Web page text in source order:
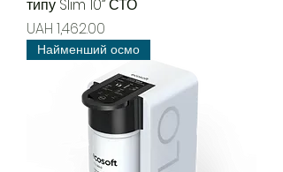
типу Slim 10’’ СТО
Price
UAH 1,462.00
Найменший осмо